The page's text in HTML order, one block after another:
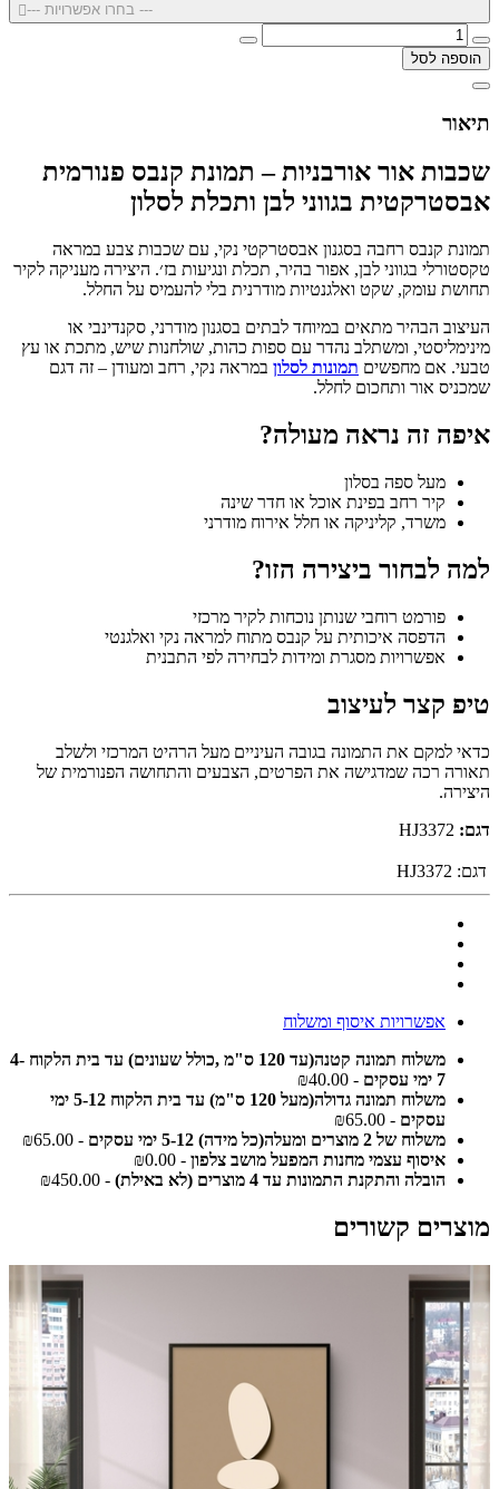
--- בחרו אפשרויות ---
הוספה לסל
תיאור
שכבות אור אורבניות – תמונת קנבס פנורמית
אבסטרקטית בגווני לבן ותכלת לסלון
תמונת קנבס רחבה בסגנון אבסטרקטי נקי, עם שכבות צבע במראה
טקסטורלי בגווני לבן, אפור בהיר, תכלת ונגיעות בז׳. היצירה מעניקה לקיר
תחושת עומק, שקט ואלגנטיות מודרנית בלי להעמיס על החלל.
העיצוב הבהיר מתאים במיוחד לבתים בסגנון מודרני, סקנדינבי או
מינימליסטי, ומשתלב נהדר עם ספות כהות, שולחנות שיש, מתכת או עץ
טבעי. אם מחפשים תמונות לסלון במראה נקי, רחב ומעודן – זה דגם
שמכניס אור ותחכום לחלל.
איפה זה נראה מעולה?
מעל ספה בסלון
קיר רחב בפינת אוכל או חדר שינה
משרד, קליניקה או חלל אירוח מודרני
למה לבחור ביצירה הזו?
פורמט רוחבי שנותן נוכחות לקיר מרכזי
הדפסה איכותית על קנבס מתוח למראה נקי ואלגנטי
אפשרויות מסגרת ומידות לבחירה לפי התבנית
טיפ קצר לעיצוב
כדאי למקם את התמונה בגובה העיניים מעל הרהיט המרכזי ולשלב
תאורה רכה שמדגישה את הפרטים, הצבעים והתחושה הפנורמית של
היצירה.
דגם:
דגם: HJ3372
אפשרויות איסוף ומשלוח
משלוח תמונה קטנה(עד 120 ס"מ ,כולל שעונים) עד בית הלקוח 4-
7 ימי עסקים
- ₪40.00
משלוח תמונה גדולה(מעל 120 ס"מ) עד בית הלקוח 5-12 ימי
עסקים - ₪65.00
משלוח של 2 מוצרים ומעלה(כל מידה) 5-12 ימי עסקים
- ₪65.00
איסוף עצמי מחנות המפעל מושב צלפון - ₪0.00
הובלה והתקנת התמונות עד 4 מוצרים (לא באילת)
- ₪450.00
מוצרים קשורים